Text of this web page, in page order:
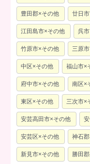
豊田郡×その他 廿日
江田島市×その他 呉
竹原市×その他 三原
中区×その他 福山市×
府中市×その他 南区×
東区×その他 三次市×
安芸高田市×その他
安芸区×その他 神石
新見市×その他 勝田